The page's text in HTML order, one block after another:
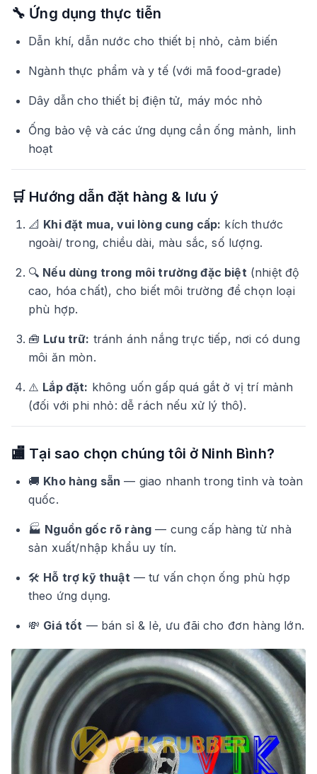
🔧 Ứng dụng thực tiễn
Dẫn khí, dẫn nước cho thiết bị nhỏ, cảm biến
Ngành thực phẩm và y tế (với mã food-grade)
Dây dẫn cho thiết bị điện tử, máy móc nhỏ
Ống bảo vệ và các ứng dụng cần ống mảnh, linh
hoạt
🛒 Hướng dẫn đặt hàng & lưu ý
📐 Khi đặt mua, vui lòng cung cấp: kích thước
ngoài/ trong, chiều dài, màu sắc, số lượng.
🔍 Nếu dùng trong môi trường đặc biệt (nhiệt độ
cao, hóa chất), cho biết môi trường để chọn loại
phù hợp.
🧰 Lưu trữ: tránh ánh nắng trực tiếp, nơi có dung
môi ăn mòn.
⚠️ Lắp đặt: không uốn gấp quá gắt ở vị trí mảnh
(đối với phi nhỏ: dễ rách nếu xử lý thô).
🏬 Tại sao chọn chúng tôi ở Ninh Bình?
🚚 Kho hàng sẵn — giao nhanh trong tỉnh và toàn
quốc.
🏭 Nguồn gốc rõ ràng — cung cấp hàng từ nhà
sản xuất/nhập khẩu uy tín.
🛠️ Hỗ trợ kỹ thuật — tư vấn chọn ống phù hợp
theo ứng dụng.
💸 Giá tốt — bán sỉ & lẻ, ưu đãi cho đơn hàng lớn.